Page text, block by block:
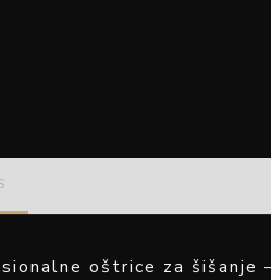
oštrice za šišanje